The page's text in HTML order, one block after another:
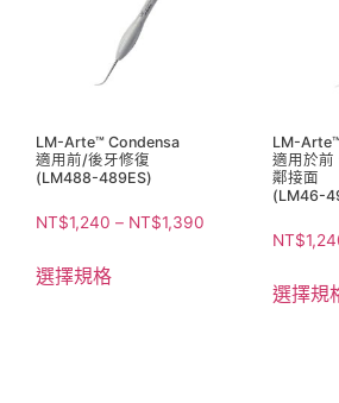
LM-Arte™ Condensa
適用前/後牙修復
(LM488-489ES)
NT$1,240 – NT$1,390
選擇規格
LM-
適用於前
鄰接面
(LM46-
NT$
選擇規